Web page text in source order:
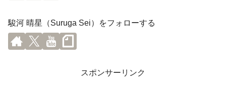
駿河 晴星（Suruga Sei）をフォローする
スポンサーリンク